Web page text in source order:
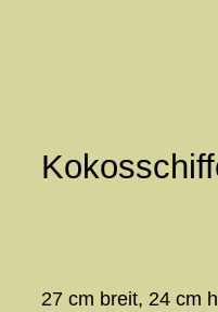
27 cm breit, 24 cm